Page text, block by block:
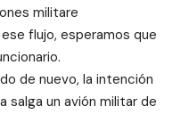
militare
flujo, esperamos que
de nuevo, la intención
salga un avión militar de